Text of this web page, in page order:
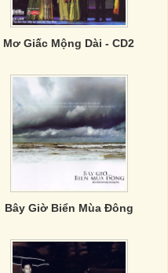
Mơ Giấc Mộng Dài - CD2
Bây Giờ Biển Mùa Đông